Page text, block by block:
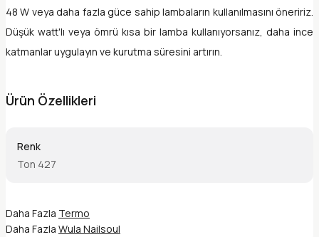
48 W veya daha fazla güce sahip lambaların kullanılmasını öneririz.
Düşük watt'lı veya ömrü kısa bir lamba kullanıyorsanız, daha ince
katmanlar uygulayın ve kurutma süresini artırın.
Ürün Özellikleri
Renk
Ton 427
Daha Fazla Termo
Daha Fazla Wula Nailsoul